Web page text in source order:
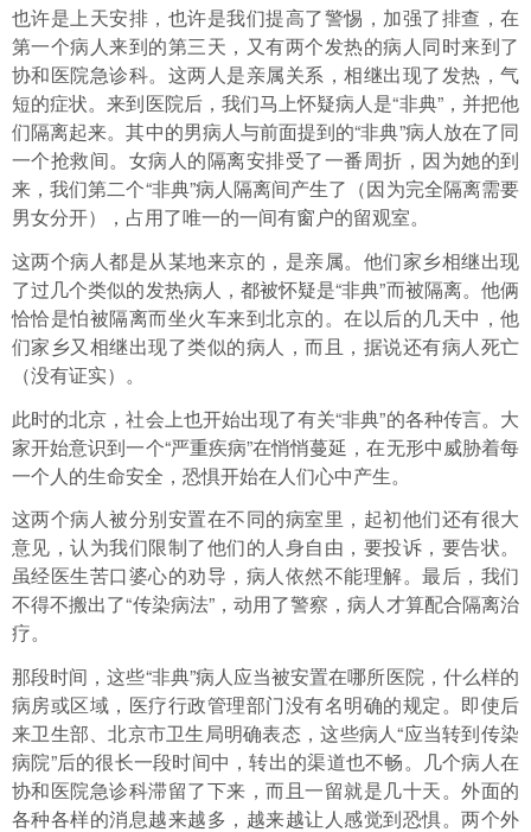
也许是上天安排，也许是我们提高了警惕，加强了排查，在
第一个病人来到的第三天，又有两个发热的病人同时来到了
协和医院急诊科。这两人是亲属关系，相继出现了发热，气
短的症状。来到医院后，我们马上怀疑病人是“非典”，并把他
们隔离起来。其中的男病人与前面提到的“非典”病人放在了同
一个抢救间。女病人的隔离安排受了一番周折，因为她的到
来，我们第二个“非典”病人隔离间产生了（因为完全隔离需要
男女分开），占用了唯一的一间有窗户的留观室。
这两个病人都是从某地来京的，是亲属。他们家乡相继出现
了过几个类似的发热病人，都被怀疑是“非典”而被隔离。他俩
恰恰是怕被隔离而坐火车来到北京的。在以后的几天中，他
们家乡又相继出现了类似的病人，而且，据说还有病人死亡
（没有证实）。
此时的北京，社会上也开始出现了有关“非典”的各种传言。大
家开始意识到一个“严重疾病”在悄悄蔓延，在无形中威胁着每
一个人的生命安全，恐惧开始在人们心中产生。
这两个病人被分别安置在不同的病室里，起初他们还有很大
意见，认为我们限制了他们的人身自由，要投诉，要告状。
虽经医生苦口婆心的劝导，病人依然不能理解。最后，我们
不得不搬出了“传染病法”，动用了警察，病人才算配合隔离治
疗。
那段时间，这些“非典”病人应当被安置在哪所医院，什么样的
病房或区域，医疗行政管理部门没有名明确的规定。即使后
来卫生部、北京市卫生局明确表态，这些病人“应当转到传染
病院”后的很长一段时间中，转出的渠道也不畅。几个病人在
协和医院急诊科滞留了下来，而且一留就是几十天。外面的
各种各样的消息越来越多，越来越让人感觉到恐惧。两个外